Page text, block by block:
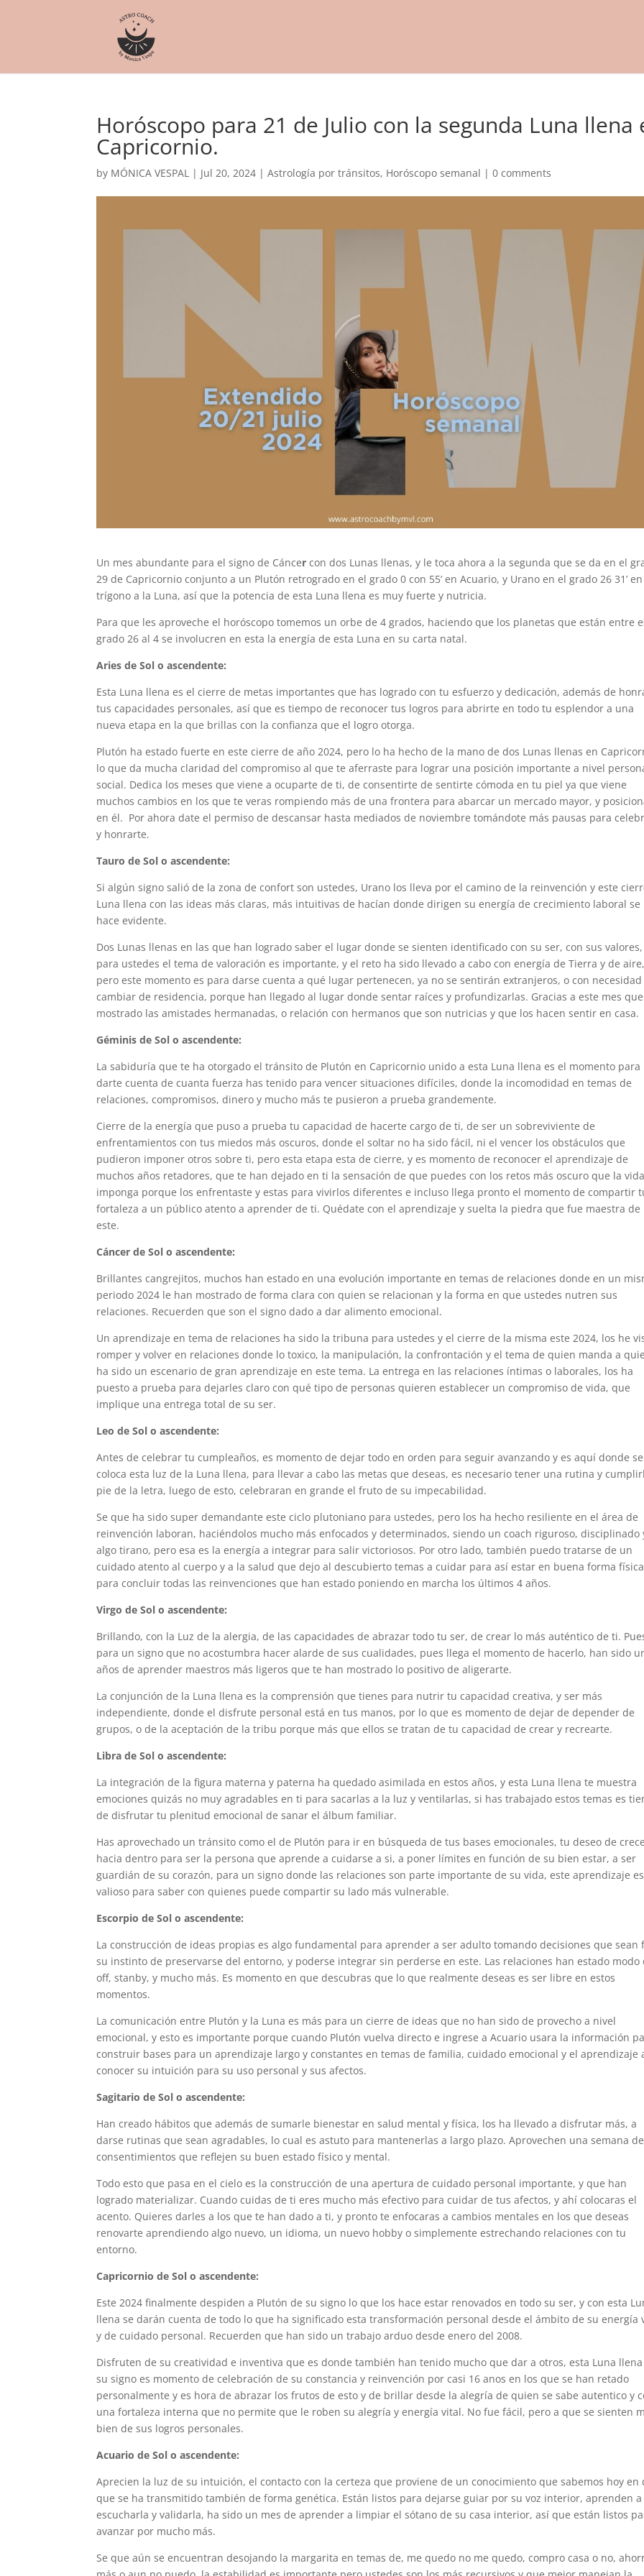
Horóscopo para 21 de Julio con la segunda Luna llena
Capricornio.
by MÓNICA VESPAL | Jul 20, 2024 |Astrología por tránsitos, Horóscopo semanal |0 comments
Un mes abundante para el signo de Cáncer con dos Lunas llenas, y le toca ahora a la segunda que se da en el
29 de Capricornio conjunto a un Plutón retrogrado en el grado 0 con 55’ en Acuario, y Urano en el grado 26 31’ en
trígono a la Luna, así que la potencia de esta Luna llena es muy fuerte y nutricia.
Para que les aproveche el horóscopo tomemos un orbe de 4 grados, haciendo que los planetas que están entre
grado 26 al 4 se involucren en esta la energía de esta Luna en su carta natal.
Aries de Sol o ascendente:
Esta Luna llena es el cierre de metas importantes que has logrado con tu esfuerzo y dedicación, además de
tus capacidades personales, así que es tiempo de reconocer tus logros para abrirte en todo tu esplendor a una
nueva etapa en la que brillas con la confianza que el logro otorga.
Plutón ha estado fuerte en este cierre de año 2024, pero lo ha hecho de la mano de dos Lunas llenas en
lo que da mucha claridad del compromiso al que te aferraste para lograr una posición importante a nivel
social. Dedica los meses que viene a ocuparte de ti, de consentirte de sentirte cómoda en tu piel ya que viene
muchos cambios en los que te veras rompiendo más de una frontera para abarcar un mercado mayor, y
en él. Por ahora date el permiso de descansar hasta mediados de noviembre tomándote más pausas para
y honrarte.
Tauro de Sol o ascendente:
Si algún signo salió de la zona de confort son ustedes, Urano los lleva por el camino de la reinvención y este
Luna llena con las ideas más claras, más intuitivas de hacían donde dirigen su energía de crecimiento laboral se
hace evidente.
Dos Lunas llenas en las que han logrado saber el lugar donde se sienten identificado con su ser, con sus
para ustedes el tema de valoración es importante, y el reto ha sido llevado a cabo con energía de Tierra y de aire,
pero este momento es para darse cuenta a qué lugar pertenecen, ya no se sentirán extranjeros, o con necesidad
cambiar de residencia, porque han llegado al lugar donde sentar raíces y profundizarlas. Gracias a este mes
mostrado las amistades hermanadas, o relación con hermanos que son nutricias y que los hacen sentir en casa.
Géminis de Sol o ascendente:
La sabiduría que te ha otorgado el tránsito de Plutón en Capricornio unido a esta Luna llena es el momento para
darte cuenta de cuanta fuerza has tenido para vencer situaciones difíciles, donde la incomodidad en temas de
relaciones, compromisos, dinero y mucho más te pusieron a prueba grandemente.
Cierre de la energía que puso a prueba tu capacidad de hacerte cargo de ti, de ser un sobreviviente de
enfrentamientos con tus miedos más oscuros, donde el soltar no ha sido fácil, ni el vencer los obstáculos que
pudieron imponer otros sobre ti, pero esta etapa esta de cierre, y es momento de reconocer el aprendizaje de
muchos años retadores, que te han dejado en ti la sensación de que puedes con los retos más oscuro que la
imponga porque los enfrentaste y estas para vivirlos diferentes e incluso llega pronto el momento de compartir
fortaleza a un público atento a aprender de ti. Quédate con el aprendizaje y suelta la piedra que fue maestra de
este.
Cáncer de Sol o ascendente:
Brillantes cangrejitos, muchos han estado en una evolución importante en temas de relaciones donde en un
periodo 2024 le han mostrado de forma clara con quien se relacionan y la forma en que ustedes nutren sus
relaciones. Recuerden que son el signo dado a dar alimento emocional.
Un aprendizaje en tema de relaciones ha sido la tribuna para ustedes y el cierre de la misma este 2024, los he
romper y volver en relaciones donde lo toxico, la manipulación, la confrontación y el tema de quien manda a
ha sido un escenario de gran aprendizaje en este tema. La entrega en las relaciones íntimas o laborales, los ha
puesto a prueba para dejarles claro con qué tipo de personas quieren establecer un compromiso de vida, que
implique una entrega total de su ser.
Leo de Sol o ascendente:
Antes de celebrar tu cumpleaños, es momento de dejar todo en orden para seguir avanzando y es aquí donde se
coloca esta luz de la Luna llena, para llevar a cabo las metas que deseas, es necesario tener una rutina y
pie de la letra, luego de esto, celebraran en grande el fruto de su impecabilidad.
Se que ha sido super demandante este ciclo plutoniano para ustedes, pero los ha hecho resiliente en el área de
reinvención laboran, haciéndolos mucho más enfocados y determinados, siendo un coach riguroso, disciplinado
algo tirano, pero esa es la energía a integrar para salir victoriosos. Por otro lado, también puedo tratarse de un
cuidado atento al cuerpo y a la salud que dejo al descubierto temas a cuidar para así estar en buena forma física
para concluir todas las reinvenciones que han estado poniendo en marcha los últimos 4 años.
Virgo de Sol o ascendente:
Brillando, con la Luz de la alergia, de las capacidades de abrazar todo tu ser, de crear lo más auténtico de ti.
para un signo que no acostumbra hacer alarde de sus cualidades, pues llega el momento de hacerlo, han sido
años de aprender maestros más ligeros que te han mostrado lo positivo de aligerarte.
La conjunción de la Luna llena es la comprensión que tienes para nutrir tu capacidad creativa, y ser más
independiente, donde el disfrute personal está en tus manos, por lo que es momento de dejar de depender de
grupos, o de la aceptación de la tribu porque más que ellos se tratan de tu capacidad de crear y recrearte.
Libra de Sol o ascendente:
La integración de la figura materna y paterna ha quedado asimilada en estos años, y esta Luna llena te muestra
emociones quizás no muy agradables en ti para sacarlas a la luz y ventilarlas, si has trabajado estos temas es
de disfrutar tu plenitud emocional de sanar el álbum familiar.
Has aprovechado un tránsito como el de Plutón para ir en búsqueda de tus bases emocionales, tu deseo de
hacia dentro para ser la persona que aprende a cuidarse a si, a poner límites en función de su bien estar, a ser
guardián de su corazón, para un signo donde las relaciones son parte importante de su vida, este aprendizaje es
valioso para saber con quienes puede compartir su lado más vulnerable.
Escorpio de Sol o ascendente:
La construcción de ideas propias es algo fundamental para aprender a ser adulto tomando decisiones que sean
su instinto de preservarse del entorno, y poderse integrar sin perderse en este. Las relaciones han estado modo
off, stanby, y mucho más. Es momento en que descubras que lo que realmente deseas es ser libre en estos
momentos.
La comunicación entre Plutón y la Luna es más para un cierre de ideas que no han sido de provecho a nivel
emocional, y esto es importante porque cuando Plutón vuelva directo e ingrese a Acuario usara la información
construir bases para un aprendizaje largo y constantes en temas de familia, cuidado emocional y el aprendizaje
conocer su intuición para su uso personal y sus afectos.
Sagitario de Sol o ascendente:
Han creado hábitos que además de sumarle bienestar en salud mental y física, los ha llevado a disfrutar más, a
darse rutinas que sean agradables, lo cual es astuto para mantenerlas a largo plazo. Aprovechen una semana de
consentimientos que reflejen su buen estado físico y mental.
Todo esto que pasa en el cielo es la construcción de una apertura de cuidado personal importante, y que han
logrado materializar. Cuando cuidas de ti eres mucho más efectivo para cuidar de tus afectos, y ahí colocaras el
acento. Quieres darles a los que te han dado a ti, y pronto te enfocaras a cambios mentales en los que deseas
renovarte aprendiendo algo nuevo, un idioma, un nuevo hobby o simplemente estrechando relaciones con tu
entorno.
Capricornio de Sol o ascendente:
Este 2024 finalmente despiden a Plutón de su signo lo que los hace estar renovados en todo su ser, y con esta
llena se darán cuenta de todo lo que ha significado esta transformación personal desde el ámbito de su energía
y de cuidado personal. Recuerden que han sido un trabajo arduo desde enero del 2008.
Disfruten de su creatividad e inventiva que es donde también han tenido mucho que dar a otros, esta Luna
su signo es momento de celebración de su constancia y reinvención por casi 16 anos en los que se han retado
personalmente y es hora de abrazar los frutos de esto y de brillar desde la alegría de quien se sabe autentico y
una fortaleza interna que no permite que le roben su alegría y energía vital. No fue fácil, pero a que se sienten
bien de sus logros personales.
Acuario de Sol o ascendente:
Aprecien la luz de su intuición, el contacto con la certeza que proviene de un conocimiento que sabemos hoy en
que se ha transmitido también de forma genética. Están listos para dejarse guiar por su voz interior, aprenden a
escucharla y validarla, ha sido un mes de aprender a limpiar el sótano de su casa interior, así que están listos
avanzar por mucho más.
Se que aún se encuentran desojando la margarita en temas de, me quedo no me quedo, compro casa o no,